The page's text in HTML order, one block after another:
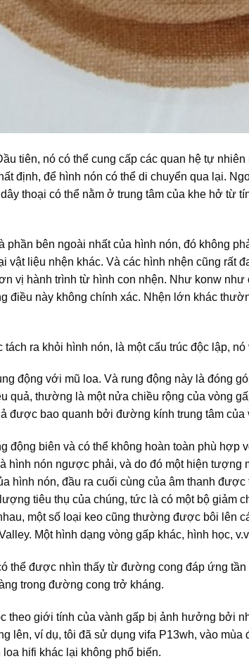
tiên, nó có thể cung cấp các quan hệ tự
định, để hình nón có thể di chuyển qua lại.
thoại có thể nằm ở trung tâm của khe hở từ
phần bên ngoài nhất của hình nón, đó không
vật liệu nhện khác. Và các hình nhện cũng rất
vị hành trình từ hình con nhện. Như konw
điều này không chính xác. Nhện lớn khác
ra khỏi hình nón, là một cấu trúc độc lập,
động với mũ loa. Và rung động này là đóng
quả, thường là một nửa chiều rộng của vòng
được bao quanh bởi đường kính trung tâm của
động biên và có thể không hoàn toàn phù
hình nón ngược phải, và do đó một hiện tượng
hình nón, đầu ra cuối cùng của âm thanh được
tiêu thụ của chúng, tức là có một bộ giảm
một số loại keo cũng thường được bôi lên
Một hình dạng vòng gấp khác, hình học,
thể được nhìn thấy từ đường cong đáp ứng
trong đường cong trở kháng.
theo giới tính của vành gấp bị ảnh hưởng bởi
lên, ví dụ, tôi đã sử dụng vifa P13wh, vào mùa
hifi khác lại không phổ biến.